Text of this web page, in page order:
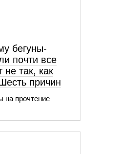
бегуны-
почти все
не так, как
причин
на прочтение